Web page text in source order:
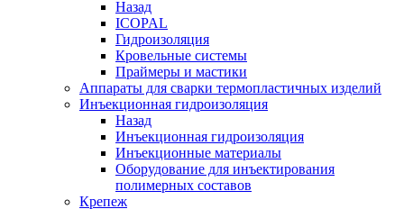
Назад
ICOPAL
Гидроизоляция
Кровельные системы
Праймеры и мастики
Аппараты для сварки термопластичных изделий
Инъекционная гидроизоляция
Назад
Инъекционная гидроизоляция
Инъекционные материалы
Оборудование для инъектирования
полимерных составов
Крепеж